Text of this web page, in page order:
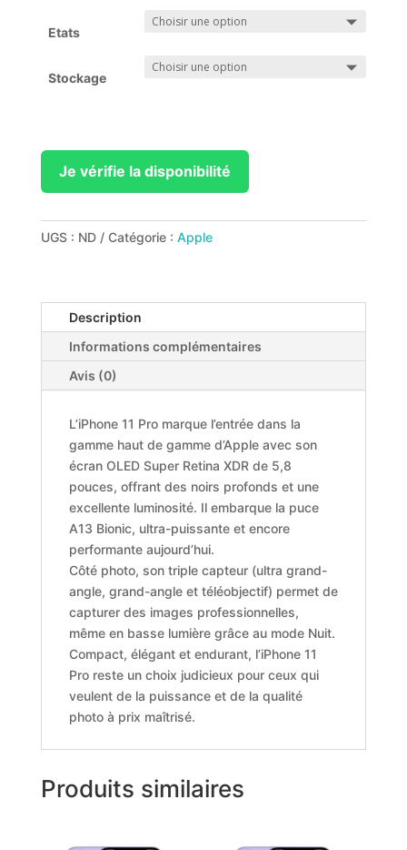
Etats
Stockage
Je vérifie la disponibilité
UGS : ND Catégorie : Apple
Description
Informations complémentaires
Avis (0)
L’iPhone 11 Pro marque l’entrée dans la
gamme haut de gamme d’Apple avec son
écran OLED Super Retina XDR de 5,8
pouces, offrant des noirs profonds et une
excellente luminosité. Il embarque la puce
A13 Bionic, ultra-puissante et encore
performante aujourd’hui.
Côté photo, son triple capteur (ultra grand-
angle, grand-angle et téléobjectif) permet de
capturer des images professionnelles,
même en basse lumière grâce au mode Nuit.
Compact, élégant et endurant, l’iPhone 11
Pro reste un choix judicieux pour ceux qui
veulent de la puissance et de la qualité
photo à prix maîtrisé.
Produits similaires